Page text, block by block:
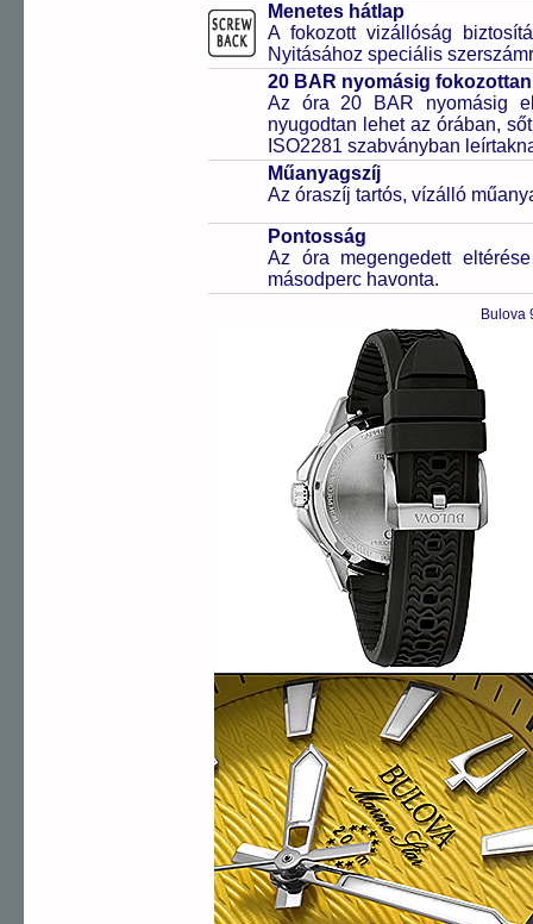
Menetes hátlap
A fokozott vizállóság
Nyitásához speciális
20 BAR nyomásig
Az óra 20 BAR nyomásig
nyugodtan lehet az órában,
ISO2281 szabványban
Műanyagszíj
Az óraszíj tartós, vízálló
Pontosság
Az óra megengedett
másodperc havonta.
Bulova